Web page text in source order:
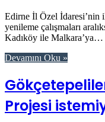
Edirne İl Özel İdaresi’nin
yenileme çalışmaları
Kadıköy ile Malkara’ya…
Devamını Oku »
Projesi